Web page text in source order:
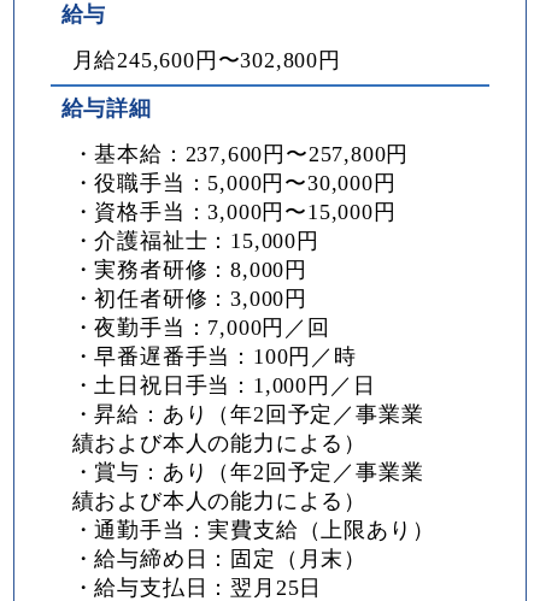
給与
月給245,600円〜302,800円
給与詳細
・基本給：237,600円〜257,800円
・役職手当：5,000円〜30,000円
・資格手当：3,000円〜15,000円
・介護福祉士：15,000円
・実務者研修：8,000円
・初任者研修：3,000円
・夜勤手当：7,000円／回
・早番遅番手当：100円／時
・土日祝日手当：1,000円／日
・昇給：あり（年2回予定／事業業
績および本人の能力による）
・賞与：あり（年2回予定／事業業
績および本人の能力による）
・通勤手当：実費支給（上限あり）
・給与締め日：固定（月末）
・給与支払日：翌月25日